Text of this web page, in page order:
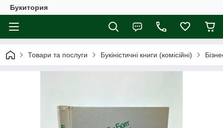
Букитория
Товари та послуги Букіністичні книги (комісійні)